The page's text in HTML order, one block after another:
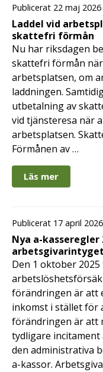
Publicerat 22 maj 2026
Laddel vid
skattefri förmån
Nu har riksdagen
skattefri förmån
arbetsplatsen, om
laddningen.
utbetalning av
vid tjänsteresa när
arbetsplatsen.
Förmånen av …
Läs mer
Publicerat 17 april 2026
Nya a-kasseregler
Den 1 oktober
förändringen är att
inkomst i stället för
förändringen är att
tydligare
den administrativa
a-kassor.